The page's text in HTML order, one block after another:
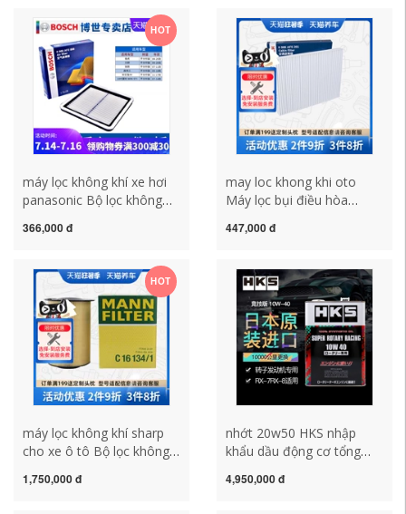
chùm sáng cao đèn pha
chùm thấp đèn sương mù
đèn pha ô tô loại nào tốt
đèn gầm lacetti ex
phanh ô tô các loại má
phanh đĩa xe máy
HOT
máy lọc không khí xe hơi
panasonic Bộ lọc không
lọc không khí lưới Subaru
Outback XV Chi Peng
Impreza may loc khong khi
oto máy lọc ion ô tô
366,000 đ
may loc khong khi oto
Máy lọc bụi điều hòa
hợp cho Bora Langxing
Golf 4 máy lọc không khí
khử mùi ô tô giá bộ lọc khí
thải ô tô
447,000 đ
HOT
máy lọc không khí sharp
cho xe ô tô Bộ lọc không
hợp với bộ lọc không khí
1,750,000 đ
nhớt 20w50 HKS nhập
khẩu dầu động cơ tổng
tranh 10W-40 cho động cơ
4,950,000 đ